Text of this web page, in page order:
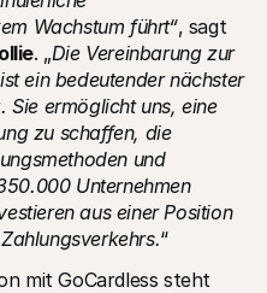
Wachstum führt“
, sagt
. „Die Vereinbarung zur
ein bedeutender nächster
Sie ermöglicht uns, eine
zu schaffen, die
und
Unternehmen
aus einer Position
“
mit GoCardless steht